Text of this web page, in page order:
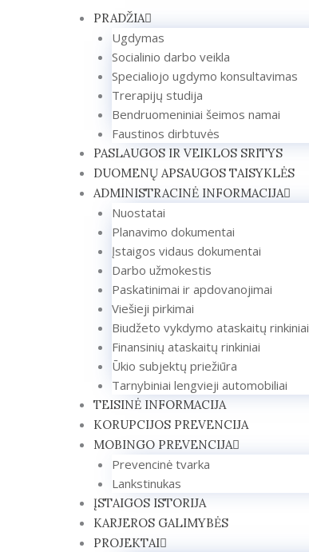
PRADŽIA
Ugdymas
Socialinio darbo veikla
Specialiojo ugdymo konsultavimas
Trerapijų studija
Bendruomeniniai šeimos namai
Faustinos dirbtuvės
PASLAUGOS IR VEIKLOS SRITYS
DUOMENŲ APSAUGOS TAISYKLĖS
ADMINISTRACINĖ INFORMACIJA
Nuostatai
Planavimo dokumentai
Įstaigos vidaus dokumentai
Darbo užmokestis
Paskatinimai ir apdovanojimai
Viešieji pirkimai
Biudžeto vykdymo ataskaitų rinkiniai
Finansinių ataskaitų rinkiniai
Ūkio subjektų priežiūra
Tarnybiniai lengvieji automobiliai
TEISINĖ INFORMACIJA
KORUPCIJOS PREVENCIJA
MOBINGO PREVENCIJA
Prevencinė tvarka
Lankstinukas
ĮSTAIGOS ISTORIJA
KARJEROS GALIMYBĖS
PROJEKTAI